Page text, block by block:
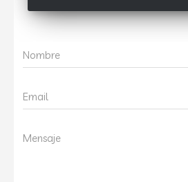
Nombre
Email
Mensaje